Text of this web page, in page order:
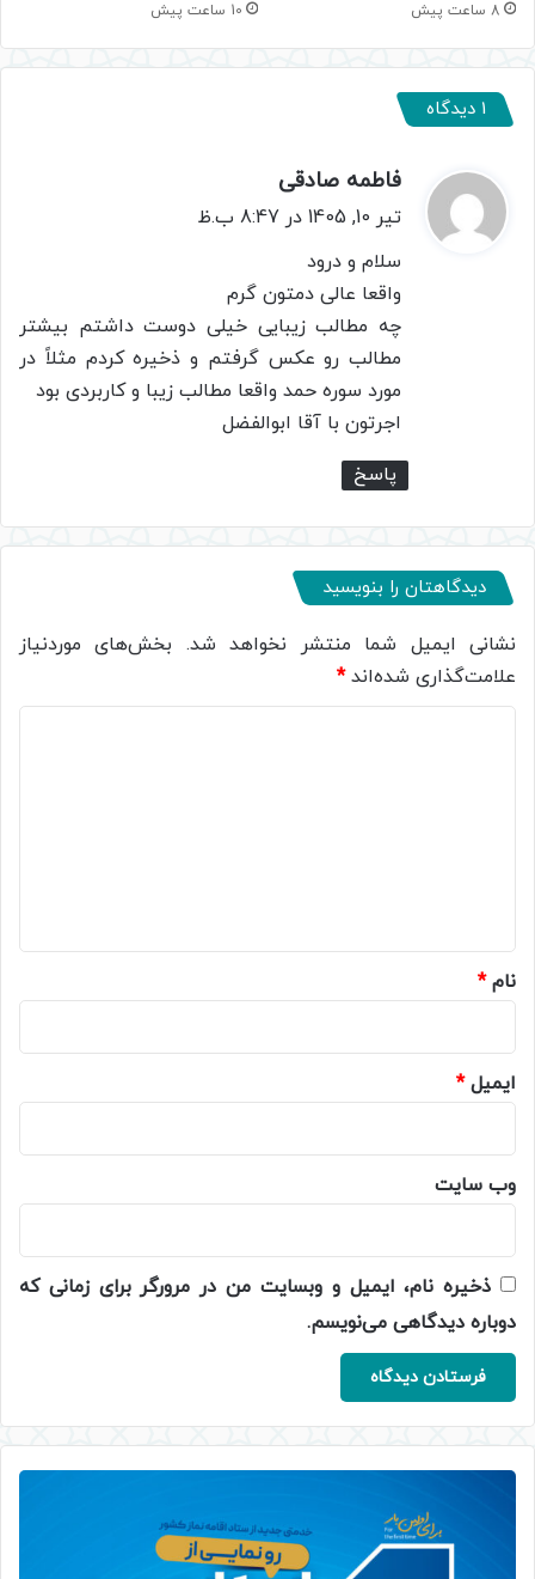
8 ساعت پیش 10 ساعت پیش
1 دیدگاه
فاطمه صادقی
ف
تیر 10, 1405 در 8:47 ب.ظ
سلام و درود
واقعا عالی دمتون گرم
چه مطالب زیبایی خیلی دوست داشتم بیشتر
مطالب رو عکس گرفتم و ذخیره کردم مثلاً در
مورد سوره حمد واقعا مطالب زیبا و کاربردی بود
اجرتون با آقا ابوالفضل
پاسخ
دیدگاهتان را بنویسید
نشانی ایمیل شما منتشر نخواهد شد. بخش‌های موردنیاز
علامت‌گذاری شده‌اند*
نام*
ایمیل*
وب‌ سایت
ذخیره نام، ایمیل و وبسایت من در مرورگر برای زمانی که
دوباره دیدگاهی می‌نویسم.